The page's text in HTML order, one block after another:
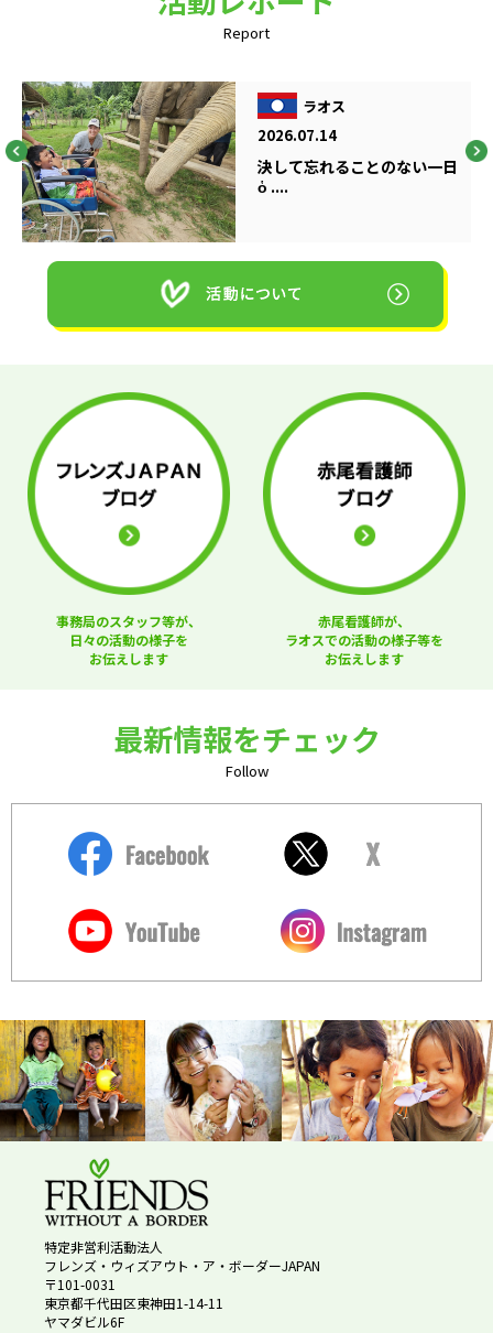
Report
ラオス
2026.07.14
決して忘れることのない一日
ὁ ....
事務局のスタッフ等が、
日々の活動の様子を
お伝えします
赤尾看護師が、
ラオスでの活動の様子等を
お伝えします
最新情報をチェック
Follow
特定非営利活動法人
フレンズ・ウィズアウト・ア・ボーダーJAPAN
〒101-0031
東京都千代田区東神田1-14-11
ヤマダビル6F